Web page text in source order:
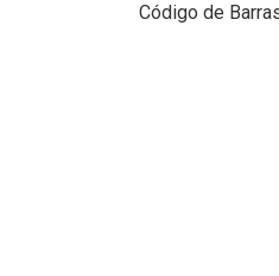
Código de